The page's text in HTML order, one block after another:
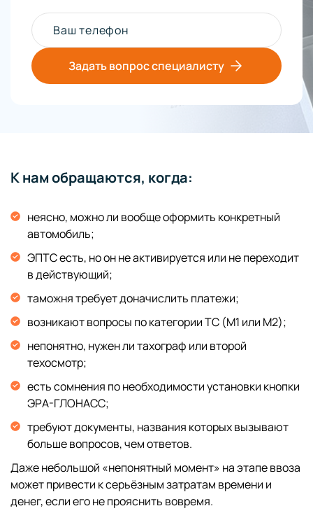
Ваш телефон
Задать вопрос специалисту
К нам обращаются, когда:
неясно, можно ли вообще оформить конкретный
автомобиль;
ЭПТС есть, но он не активируется или не переходит
в действующий;
таможня требует доначислить платежи;
возникают вопросы по категории ТС (М1 или М2);
непонятно, нужен ли тахограф или второй
техосмотр;
есть сомнения по необходимости установки кнопки
ЭРА-ГЛОНАСС;
требуют документы, названия которых вызывают
больше вопросов, чем ответов.
Даже небольшой «непонятный момент» на этапе ввоза
может привести к серьёзным затратам времени и
денег, если его не прояснить вовремя.